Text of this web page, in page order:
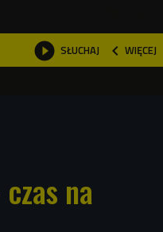
 SŁUCHAJ  WIĘCEJ

na